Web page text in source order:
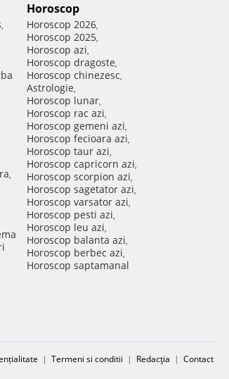
,
,
Horoscop
Horoscop 2026,
Horoscop 2025,
Horoscop azi,
Horoscop dragoste,
Horoscop chinezesc,
Astrologie,
Horoscop lunar,
Horoscop rac azi,
Horoscop gemeni azi,
Horoscop fecioara azi,
Horoscop taur azi,
Horoscop capricorn azi,
Horoscop scorpion azi,
Horoscop sagetator azi,
Horoscop varsator azi,
Horoscop pesti azi,
Horoscop leu azi,
Horoscop balanta azi,
Horoscop berbec azi,
Horoscop saptamanal
| Termeni si conditii | Redacţia | Contact